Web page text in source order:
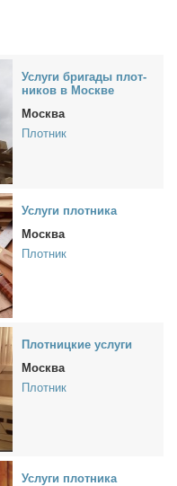
Услу­ги брига­ды плот­
ни­ков в Москве
Москва
Плотник
Услу­ги плот­ни­ка
Москва
Плотник
Плот­ниц­кие услу­ги
Москва
Плотник
Услу­ги плот­ни­ка